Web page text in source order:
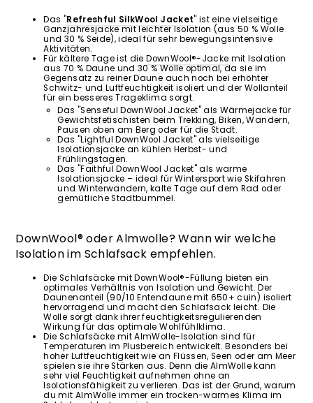
Das "Refreshful SilkWool Jacket" ist eine vielseitige
Ganzjahresjacke mit leichter Isolation (aus 50 % Wolle
und 30 % Seide), ideal für sehr bewegungsintensive
Aktivitäten.
Für kältere Tage ist dieDownWool®-Jacke mit Isolation
aus 70 % Daune und 30 % Wolle optimal, da sie im
Gegensatz zu reiner Daune auch noch bei erhöhter
Schwitz- und Luftfeuchtigkeit isoliert und der Wollanteil
für ein besseres Trageklima sorgt.
Das "Senseful DownWool Jacket" als Wärmejacke für
Gewichtsfetischisten beim Trekking, Biken, Wandern,
Pausen oben am Berg oder für die Stadt.
Das "Lightful DownWool Jacket" als vielseitige
Isolationsjacke an kühlen Herbst- und
Frühlingstagen.
Das "Faithful DownWool Jacket" als warme
Isolationsjacke – ideal für Wintersport wie Skifahren
und Winterwandern, kalte Tage auf dem Rad oder
gemütliche Stadtbummel.
DownWool® oder Almwolle? Wann wir welche
Isolation im Schlafsack empfehlen.
Die Schlafsäcke mit DownWool®-Füllung bieten ein
optimales Verhältnis von Isolation und Gewicht. Der
Daunenanteil (90/10 Entendaune mit 650+ cuin) isoliert
hervorragend und macht den Schlafsack leicht. Die
Wolle sorgt dank ihrer feuchtigkeitsregulierenden
Wirkung für das optimale Wohlfühlklima.
Die Schlafsäcke mit AlmWolle-Isolation sind für
Temperaturen im Plusbereich entwickelt. Besonders bei
hoher Luftfeuchtigkeit wie an Flüssen, Seen oder am Meer
spielen sie ihre Stärken aus. Denn die AlmWolle kann
sehr viel Feuchtigkeit aufnehmen ohne an
Isolationsfähigkeit zu verlieren. Das ist der Grund, warum
du mit AlmWolle immer ein trocken-warmes Klima im